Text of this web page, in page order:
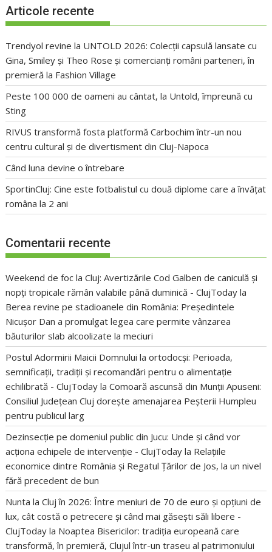
Articole recente
Trendyol revine la UNTOLD 2026: Colecții capsulă lansate cu
Gina, Smiley și Theo Rose și comercianți români parteneri, în
premieră la Fashion Village
Peste 100 000 de oameni au cântat, la Untold, împreună cu
Sting
RIVUS transformă fosta platformă Carbochim într-un nou
centru cultural și de divertisment din Cluj-Napoca
Când luna devine o întrebare
SportinCluj: Cine este fotbalistul cu două diplome care a învățat
româna la 2 ani
Comentarii recente
Weekend de foc la Cluj: Avertizările Cod Galben de caniculă și
nopți tropicale rămân valabile până duminică - ClujToday la
Berea revine pe stadioanele din România: Președintele
Nicușor Dan a promulgat legea care permite vânzarea
băuturilor slab alcoolizate la meciuri
Postul Adormirii Maicii Domnului la ortodocși: Perioada,
semnificații, tradiții și recomandări pentru o alimentație
echilibrată - ClujToday laComoară ascunsă din Munții Apuseni:
Consiliul Județean Cluj dorește amenajarea Peșterii Humpleu
pentru publicul larg
Dezinsecție pe domeniul public din Jucu: Unde și când vor
acționa echipele de intervenție - ClujToday la Relațiile
economice dintre România și Regatul Țărilor de Jos, la un nivel
fără precedent de bun
Nunta la Cluj în 2026: Între meniuri de 70 de euro și opțiuni de
lux, cât costă o petrecere și când mai găsești săli libere -
ClujToday la Noaptea Bisericilor: tradiția europeană care
transformă, în premieră, Clujul într-un traseu al patrimoniului